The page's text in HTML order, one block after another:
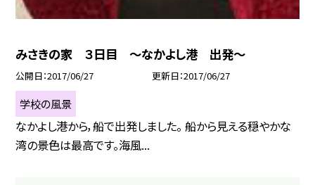
みさきの家 ３日目 〜なかよし港 出発〜
公開日 2017/06/27 更新日 2017/06/27
学校の風景
なかよし港から，船で出発しました。 船から見える穏やかな
湾の景色は最高です。海風...